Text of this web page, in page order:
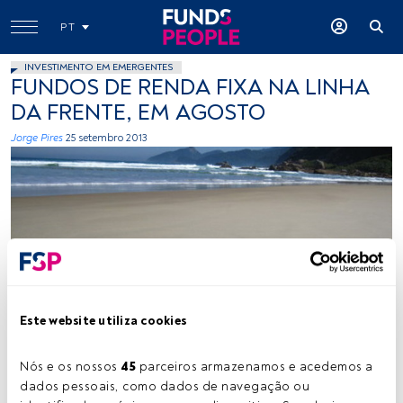
Este website utiliza cookies
Nós e os nossos 45 parceiros armazenamos e acedemos a
dados pessoais, como dados de navegação ou
PT
INVESTIMENTO EM EMERGENTES
FUNDOS DE RENDA FIXA NA LINHA
DA FRENTE, EM AGOSTO
Jorge Pires 25 setembro 2013
Tempo de leitura: 1 min.